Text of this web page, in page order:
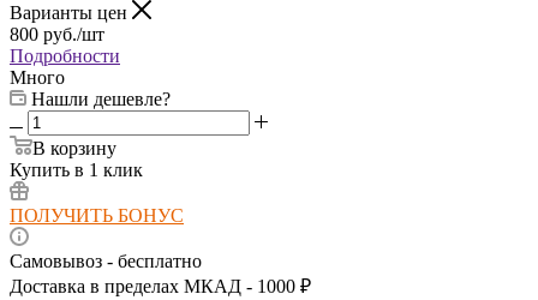
Варианты цен
800 руб./шт
Подробности
Много
Нашли дешевле?
В корзину
Купить в 1 клик
ПОЛУЧИТЬ БОНУС
Самовывоз - бесплатно
Доставка в пределах МКАД - 1000 ₽